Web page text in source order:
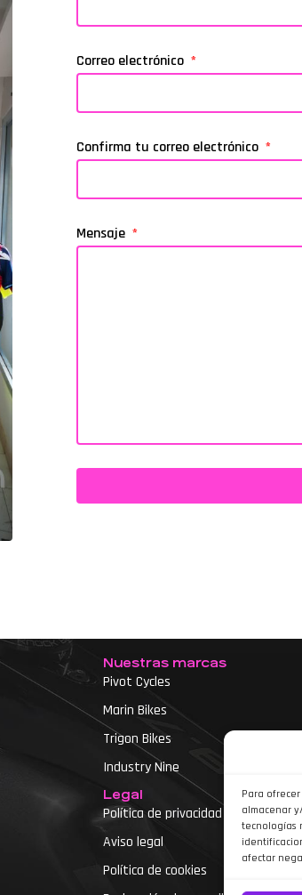
Para
almacenar
tecnologías
afectar
Correo electrónico
Confirma tu correo electrónico
Mensaje
Nuestras marcas
Pivot Cycles
Marin Bikes
Trigon Bikes
Industry Nine
Legal
Política de privacidad
Aviso legal
Política de cookies